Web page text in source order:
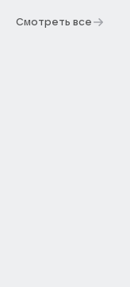
Смотреть все